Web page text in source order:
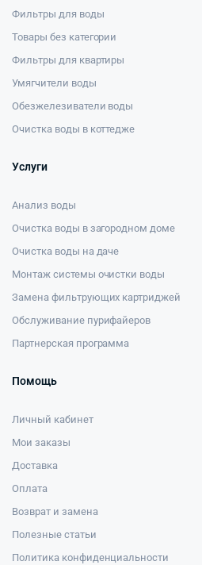
Фильтры для воды
Товары без категории
Фильтры для квартиры
Умягчители воды
Обезжелезиватели воды
Очистка воды в коттедже
Услуги
Анализ воды
Очистка воды в загородном доме
Очистка воды на даче
Монтаж системы очистки воды
Замена фильтрующих картриджей
Обслуживание пурифайеров
Партнерская программа
Помощь
Личный кабинет
Мои заказы
Доставка
Оплата
Возврат и замена
Полезные статьи
Политика конфиденциальности